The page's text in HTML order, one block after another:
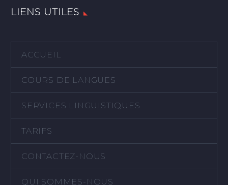
LIENS UTILES
ACCUEIL
COURS DE LANGUES
SERVICES LINGUISTIQUES
TARIFS
CONTACTEZ-NOUS
QUI SOMMES-NOUS